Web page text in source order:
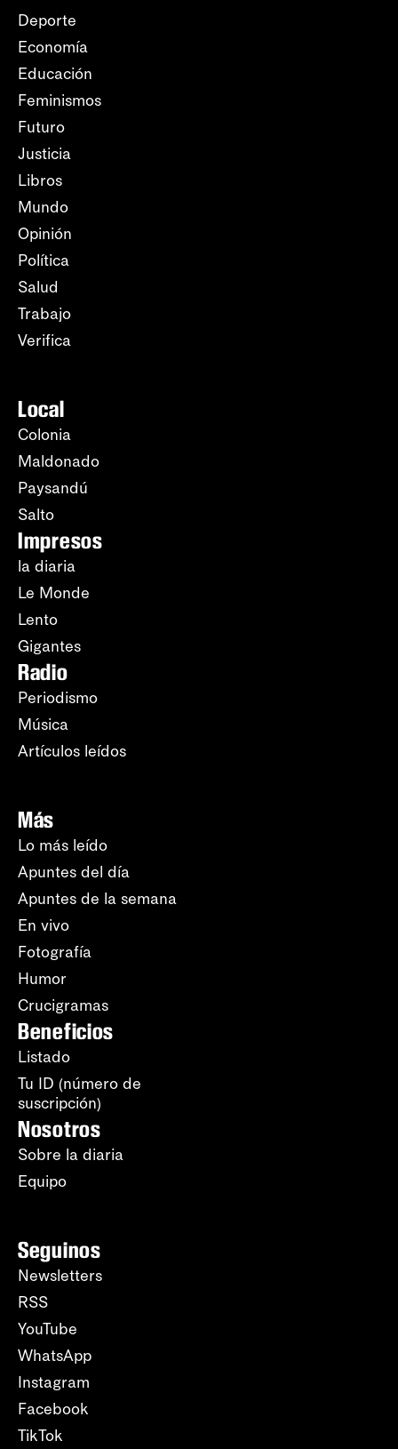
Deporte
Economía
Educación
Feminismos
Futuro
Justicia
Libros
Mundo
Opinión
Política
Salud
Trabajo
Verifica
Local
Colonia
Maldonado
Paysandú
Salto
Impresos
la diaria
Le Monde
Lento
Gigantes
Radio
Periodismo
Música
Artículos leídos
Más
Lo más leído
Apuntes del día
Apuntes de la semana
En vivo
Fotografía
Humor
Crucigramas
Beneficios
Listado
Tu ID (número de
suscripción)
Nosotros
Sobre la diaria
Equipo
Seguinos
Newsletters
RSS
YouTube
WhatsApp
Instagram
Facebook
TikTok